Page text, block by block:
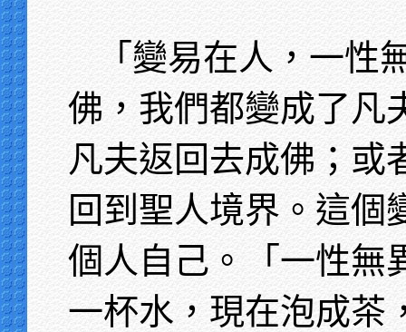
「變易在人，一性
佛，我們都變成了凡
凡夫返回去成佛；或
回到聖人境界。這個
個人自己。「一性無
一杯水，現在泡成茶